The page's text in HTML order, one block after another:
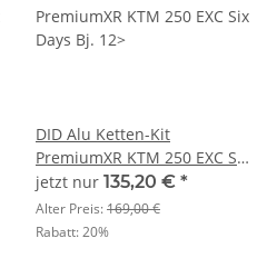
DID Alu Ketten-Kit
PremiumXR KTM 250 EXC Six
Days Bj. 12>
jetzt nur 135,20 € *
Alter Preis:169,00 €
Rabatt:20%